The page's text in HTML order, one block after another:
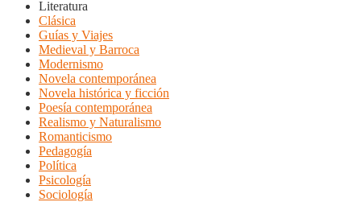
Literatura
Clásica
Guías y Viajes
Medieval y Barroca
Modernismo
Novela contemporánea
Novela histórica y ficción
Poesía contemporánea
Realismo y Naturalismo
Romanticismo
Pedagogía
Política
Psicología
Sociología